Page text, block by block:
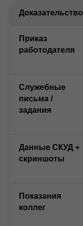
Доказательство
Приказ
работодателя
Служебные
письма /
задания
Данные СКУД +
скриншоты
Показания
коллег